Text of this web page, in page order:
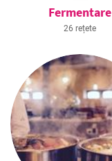
Fermentare
26 rețete